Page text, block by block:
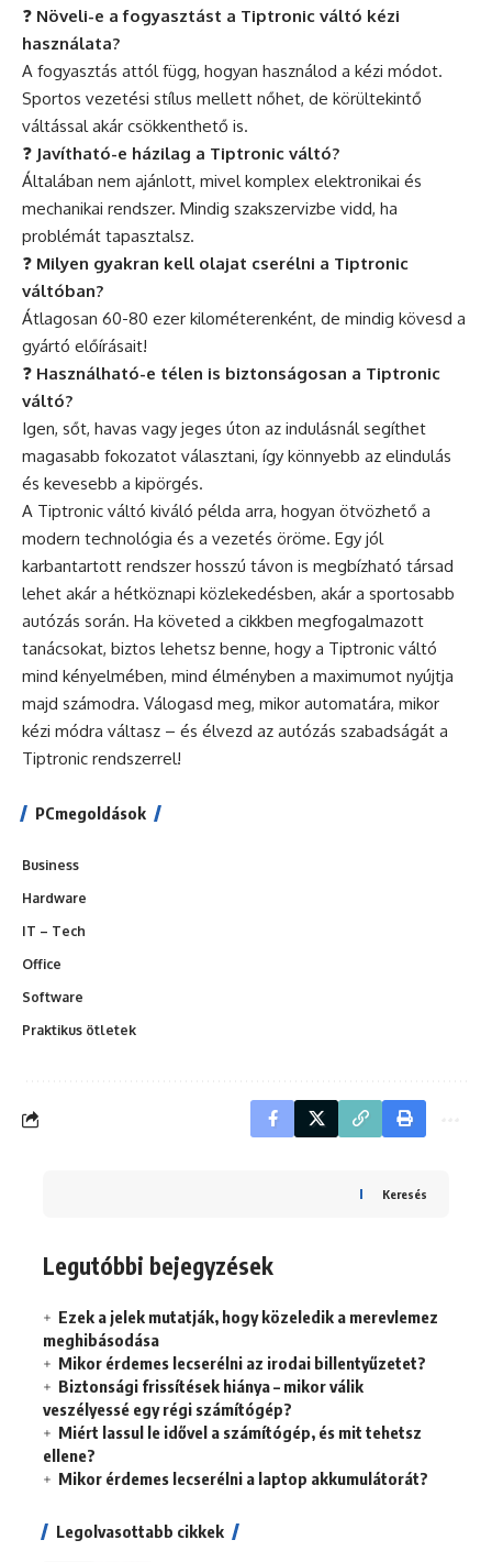
❓ Növeli-e a fogyasztást a Tiptronic váltó kézi
használata?
A fogyasztás attól függ, hogyan használod a kézi módot.
Sportos vezetési stílus mellett nőhet, de körültekintő
váltással akár csökkenthető is.
❓ Javítható-e házilag a Tiptronic váltó?
Általában nem ajánlott, mivel komplex elektronikai és
mechanikai rendszer. Mindig szakszervizbe vidd, ha
problémát tapasztalsz.
❓ Milyen gyakran kell olajat cserélni a Tiptronic
váltóban?
Átlagosan 60-80 ezer kilométerenként, de mindig kövesd a
gyártó előírásait!
❓ Használható-e télen is biztonságosan a Tiptronic
váltó?
Igen, sőt, havas vagy jeges úton az indulásnál segíthet
magasabb fokozatot választani, így könnyebb az elindulás
és kevesebb a kipörgés.
A Tiptronic váltó kiváló példa arra, hogyan ötvözhető a
modern technológia és a vezetés öröme. Egy jól
karbantartott rendszer hosszú távon is megbízható társad
lehet akár a hétköznapi közlekedésben, akár a sportosabb
autózás során. Ha követed a cikkben megfogalmazott
tanácsokat, biztos lehetsz benne, hogy a Tiptronic váltó
mind kényelmében, mind élményben a maximumot nyújtja
majd számodra. Válogasd meg, mikor automatára, mikor
kézi módra váltasz – és élvezd az autózás szabadságát a
Tiptronic rendszerrel!
PCmegoldások
Business
Hardware
IT – Tech
Office
Software
Praktikus ötletek
Keresés
Legutóbbi bejegyzések
Ezek a jelek mutatják, hogy közeledik a merevlemez
meghibásodása
Mikor érdemes lecserélni az irodai billentyűzetet?
Biztonsági frissítések hiánya – mikor válik
veszélyessé egy régi számítógép?
Miért lassul le idővel a számítógép, és mit tehetsz
ellene?
Mikor érdemes lecserélni a laptop akkumulátorát?
Legolvasottabb cikkek